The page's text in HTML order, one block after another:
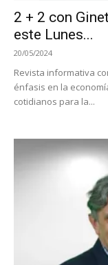
2 + 2 con
este Lunes...
20/05/2024
Revista informativa
énfasis en la
cotidianos para la...